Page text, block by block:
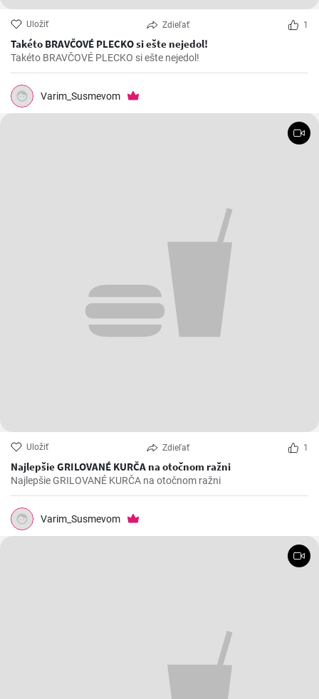
Uložiť Zdieľať 1
Takéto BRAVČOVÉ PLECKO si ešte nejedol!
Takéto BRAVČOVÉ PLECKO si ešte nejedol!
Varim_Susmevom
Uložiť Zdieľať 1
Najlepšie GRILOVANÉ KURČA na otočnom ražni
Najlepšie GRILOVANÉ KURČA na otočnom ražni
Varim_Susmevom